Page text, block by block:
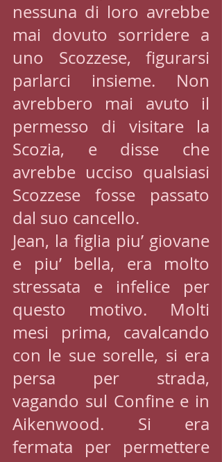
nessuna di loro avrebbe
mai dovuto sorridere a
uno Scozzese, figurarsi
parlarci insieme. Non
avrebbero mai avuto il
permesso di visitare la
Scozia, e disse che
avrebbe ucciso qualsiasi
Scozzese fosse passato
dal suo cancello.
Jean, la figlia piu’ giovane
e piu’ bella, era molto
stressata e infelice per
questo motivo. Molti
mesi prima, cavalcando
con le sue sorelle, si era
persa per strada,
vagando sul Confine e in
Aikenwood. Si era
fermata per permettere